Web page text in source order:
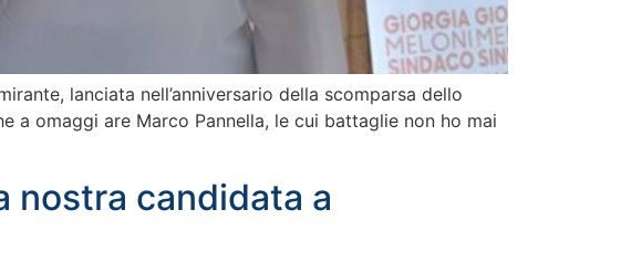
lanciata nell’anniversario della scomparsa dello
a omaggi are Marco Pannella, le cui battaglie non ho mai
nostra candidata a